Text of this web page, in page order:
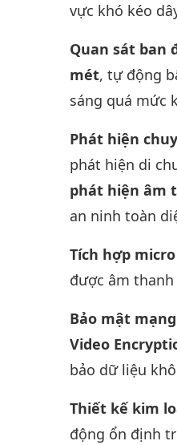
vực khó kéo
Quan sát ban
mét, tự động
sáng quá mức
Phát hiện
phát hiện di
phát hiện âm
an ninh toàn
Tích hợp
được âm
Bảo mật
Video
bảo dữ liệu
Thiết kế kim
động ổn định